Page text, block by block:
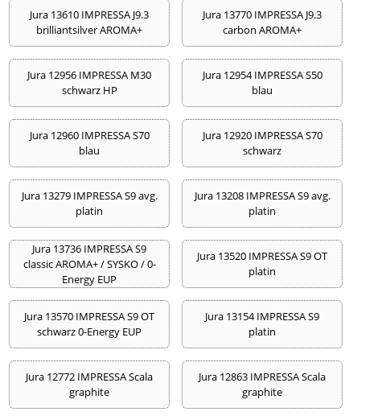
Jura 13610 IMPRESSA J9.3
brilliantsilver AROMA+
Jura 13770 IMPRESSA J9.3
carbon AROMA+
Jura 12956 IMPRESSA M30
schwarz HP
Jura 12954 IMPRESSA S50
blau
Jura 12960 IMPRESSA S70
blau
Jura 12920 IMPRESSA S70
schwarz
Jura 13279 IMPRESSA S9 avg.
platin
Jura 13208 IMPRESSA S9 avg.
platin
Jura 13736 IMPRESSA S9
classic AROMA+ / SYSKO / 0-
Energy EUP
Jura 13520 IMPRESSA S9 OT
platin
Jura 13570 IMPRESSA S9 OT
schwarz 0-Energy EUP
Jura 13154 IMPRESSA S9
platin
Jura 12772 IMPRESSA Scala
graphite
Jura 12863 IMPRESSA Scala
graphite